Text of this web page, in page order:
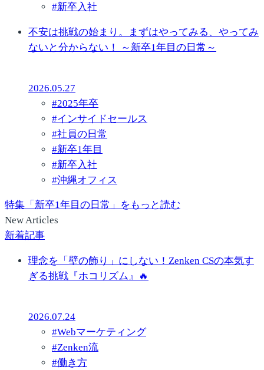
#新卒入社
不安は挑戦の始まり。まずはやってみる、やってみ
ないと分からない！ ～新卒1年目の日常～
2026.05.27
#2025年卒
#インサイドセールス
#社員の日常
#新卒1年目
#新卒入社
#沖縄オフィス
特集「新卒1年目の日常」をもっと読む
New Articles
新着記事
理念を「壁の飾り」にしない！Zenken CSの本気す
ぎる挑戦『ホコリズム』🔥
2026.07.24
#Webマーケティング
#Zenken流
#働き方